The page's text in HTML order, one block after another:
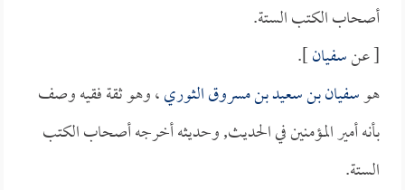
أصحاب الكتب الستة.
[ عنسفيان].
هوسفيان بن سعيد بن مسروق الثوري، وهو ثقة فقيه وصف
بأنه أمير المؤمنين في الحديث, وحديثه أخرجه أصحاب الكتب
الستة.